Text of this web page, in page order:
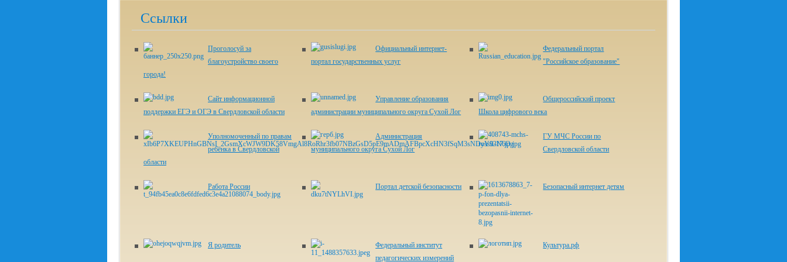
Ссылки
Проголосуй за
благоустройство своего
города!
Официальный интернет-
портал государственных услуг
Федеральный портал
"Российское образование"
Сайт информационной
поддержки ЕГЭ и ОГЭ в Свердловской области
Управление образования
администрации муниципального округа Сухой Лог
Общероссийский проект
Школа цифрового века
Уполномоченный по правам
ребенка в Свердловской
области
Администрация
муниципального округа Сухой Лог
ГУ МЧС России по
Свердловской области
Работа России Портал детской безопасности Безопасный интернет детям
Я родитель
Федеральный институт
педагогических измерений
Культура.рф